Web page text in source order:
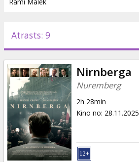
Pasākumi
Ziņas
Dāvanu
kartes
Uzkodas
Atrasts: 9
Nirnberga
Nuremberg
2h 28min
Kino no: 28.11.2025